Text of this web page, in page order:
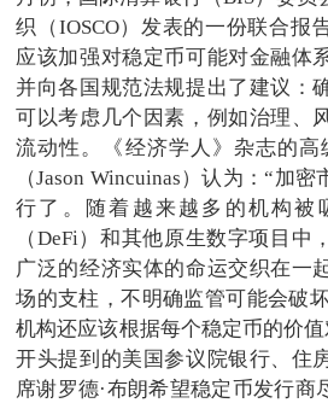
织（IOSCO）发表的一份联合报
应该加强对稳定币可能对金融体
并向各国规范法规提出了建议：
可以考虑几个因素，例如治理、
流动性。《经济学人》杂志的高
（Jason Wincuinas）认为：“加
行了。随着越来越多的机构被
（DeFi）和其他原生数字项目中
广泛的经济实体的命运交织在一
场的支柱，不明确监管可能会破
机构还应该根据每个稳定币的价
开头提到的美国参议院银行、住
席谢罗德·布朗希望稳定币发行商